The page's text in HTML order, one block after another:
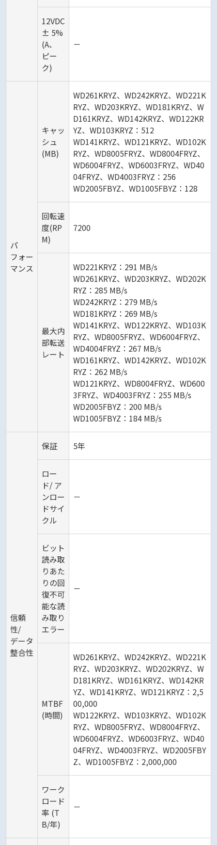
12VDC
± 5%
(A、
ピー
ク)
－
パ
フォー
マンス
キャッ
シュ
(MB)
WD261KRYZ、WD242KRYZ、WD221K
RYZ、WD203KRYZ、WD181KRYZ、W
D161KRYZ、WD142KRYZ、WD122KR
YZ、WD103KRYZ：512
WD141KRYZ、WD121KRYZ、WD102K
RYZ、WD8005FRYZ、WD8004FRYZ、
WD6004FRYZ、WD6003FRYZ、WD40
04FRYZ、WD4003FRYZ：256
WD2005FBYZ、WD1005FBYZ：128
回転速
度(RP
M)
7200
最大内
部転送
レート
WD221KRYZ：291 MB/s
WD261KRYZ、WD203KRYZ、WD202K
RYZ：285 MB/s
WD242KRYZ：279 MB/s
WD181KRYZ：269 MB/s
WD141KRYZ、WD122KRYZ、WD103K
RYZ、WD8005FRYZ、WD6004FRYZ、
WD4004FRYZ：267 MB/s
WD161KRYZ、WD142KRYZ、WD102K
RYZ：262 MB/s
WD121KRYZ、WD8004FRYZ、WD600
3FRYZ、WD4003FRYZ：255 MB/s
WD2005FBYZ：200 MB/s
WD1005FBYZ：184 MB/s
信頼
性/
データ
整合性
保証 5年
ロー
ド/ ア
ンロー
ドサイ
クル
－
ビット
読み取
りあた
りの回
復不可
能な読
み取り
エラー
－
MTBF
(時間)
WD261KRYZ、WD242KRYZ、WD221K
RYZ、WD203KRYZ、WD202KRYZ、W
D181KRYZ、WD161KRYZ、WD142KR
YZ、WD141KRYZ、WD121KRYZ：2,5
00,000
WD122KRYZ、WD103KRYZ、WD102K
RYZ、WD8005FRYZ、WD8004FRYZ、
WD6004FRYZ、WD6003FRYZ、WD40
04FRYZ、WD4003FRYZ、WD2005FBY
Z、WD1005FBYZ：2,000,000
ワーク
ロード
率 (T
B/年)
－